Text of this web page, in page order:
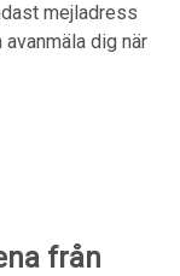
mejladress
avanmäla dig när
från